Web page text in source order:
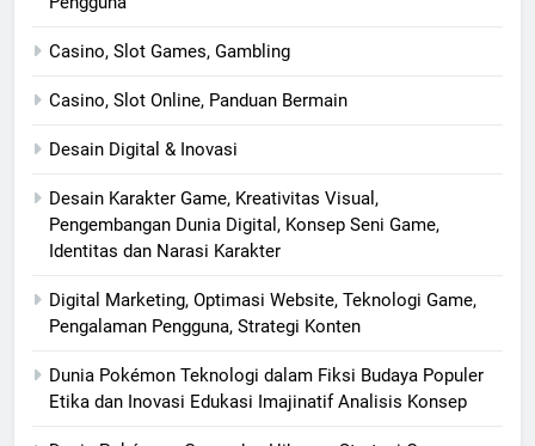
Casino, Slot Games, Gambling
Casino, Slot Online, Panduan Bermain
Desain Digital & Inovasi
Desain Karakter Game, Kreativitas Visual,
Pengembangan Dunia Digital, Konsep Seni Game,
Identitas dan Narasi Karakter
Digital Marketing, Optimasi Website, Teknologi Game,
Pengalaman Pengguna, Strategi Konten
Dunia Pokémon Teknologi dalam Fiksi Budaya Populer
Etika dan Inovasi Edukasi Imajinatif Analisis Konsep